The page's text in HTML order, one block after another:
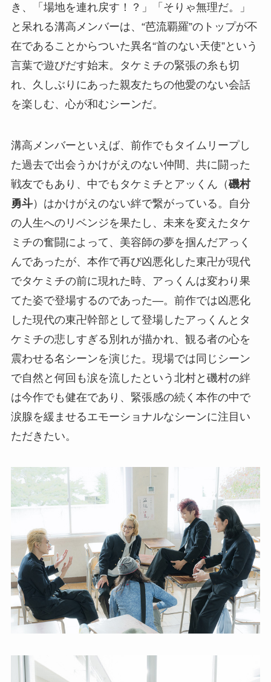
き、「場地を連れ戻す！？」「そりゃ無理だ。」
と呆れる溝高メンバーは、“芭流覇羅”のトップが不
在であることからついた異名“首のない天使”という
言葉で遊びだす始末。タケミチの緊張の糸も切
れ、久しぶりにあった親友たちの他愛のない会話
を楽しむ、心が和むシーンだ。
溝高メンバーといえば、前作でもタイムリープし
た過去で出会うかけがえのない仲間、共に闘った
戦友でもあり、中でもタケミチとアッくん（磯村
勇斗）はかけがえのない絆で繋がっている。自分
の人生へのリベンジを果たし、未来を変えたタケ
ミチの奮闘によって、美容師の夢を掴んだアっく
んであったが、本作で再び凶悪化した東卍が現代
でタケミチの前に現れた時、アっくんは変わり果
てた姿で登場するのであった―。前作では凶悪化
した現代の東卍幹部として登場したアっくんとタ
ケミチの悲しすぎる別れが描かれ、観る者の心を
震わせる名シーンを演じた。現場では同じシーン
で自然と何回も涙を流したという北村と磯村の絆
は今作でも健在であり、緊張感の続く本作の中で
涙腺を緩ませるエモーショナルなシーンに注目い
ただきたい。